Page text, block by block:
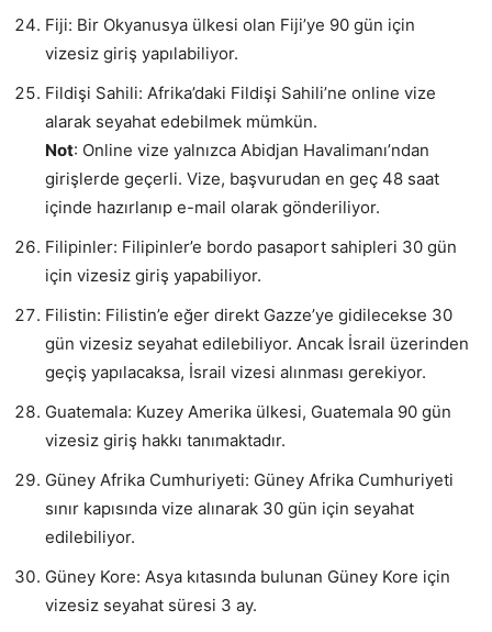
Fiji: Bir Okyanusya ülkesi olan Fiji’ye 90 gün için
vizesiz giriş yapılabiliyor.
Fildişi Sahili: Afrika’daki Fildişi Sahili’ne online vize
alarak seyahat edebilmek mümkün.
Not: Online vize yalnızca Abidjan Havalimanı’ndan
girişlerde geçerli. Vize, başvurudan en geç 48 saat
içinde hazırlanıp e-mail olarak gönderiliyor.
Filipinler: Filipinler’e bordo pasaport sahipleri 30 gün
için vizesiz giriş yapabiliyor.
Filistin: Filistin’e eğer direkt Gazze’ye gidilecekse 30
gün vizesiz seyahat edilebiliyor. Ancak İsrail üzerinden
geçiş yapılacaksa, İsrail vizesi alınması gerekiyor.
Guatemala: Kuzey Amerika ülkesi, Guatemala 90 gün
vizesiz giriş hakkı tanımaktadır.
Güney Afrika Cumhuriyeti: Güney Afrika Cumhuriyeti
sınır kapısında vize alınarak 30 gün için seyahat
edilebiliyor.
Güney Kore: Asya kıtasında bulunan Güney Kore için
vizesiz seyahat süresi 3 ay.